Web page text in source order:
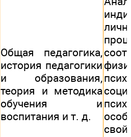
Общая педагогика,
история педагогики
и образования,
теория и методика
обучения и
воспитания и т. д.